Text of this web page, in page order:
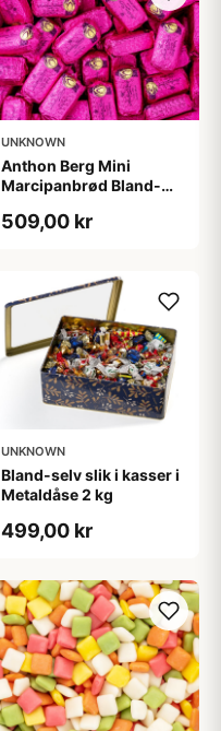
UNKNOWN
Anthon Berg Mini
Marcipanbrød Bland-
509,00 kr
UNKNOWN
Bland-selv slik i kasser i
Metaldåse 2 kg
499,00 kr